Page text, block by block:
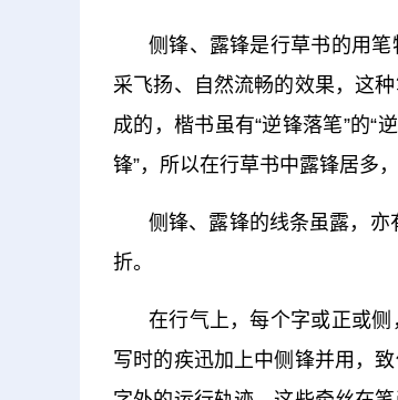
侧锋、露锋是行草书的用
采飞扬、自然流畅的效果，这
成的，楷书虽有“逆锋落笔”的“
锋”，所以在行草书中露锋居多
侧锋、露锋的线条虽露，亦
折。
在行气上，每个字或正或
写时的疾迅加上中侧锋并用，